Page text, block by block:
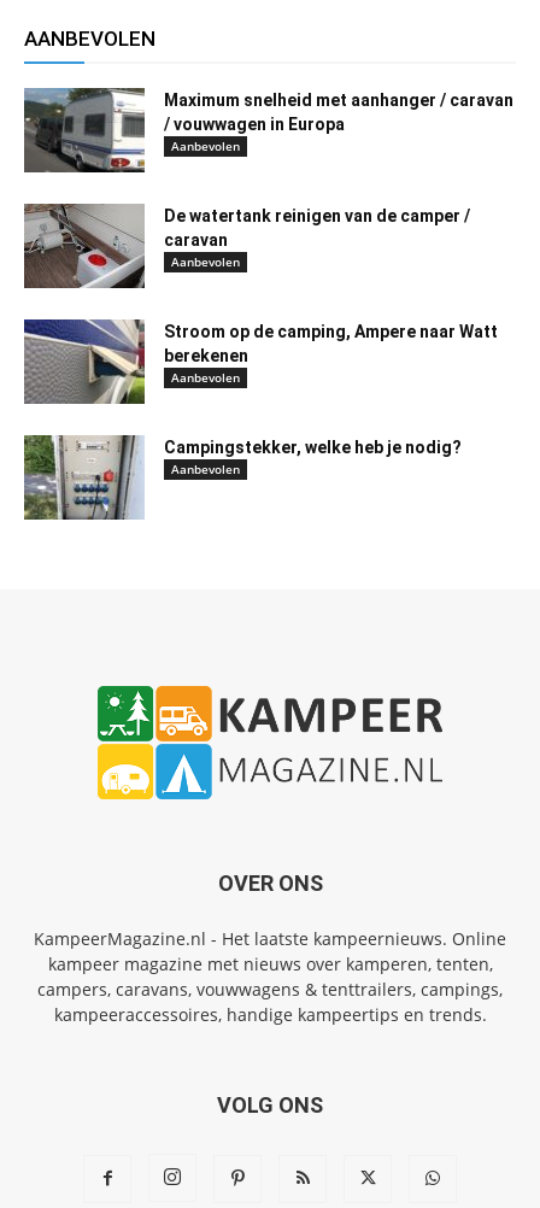
AANBEVOLEN
Maximum snelheid met aanhanger / caravan
/ vouwwagen in Europa
Aanbevolen
De watertank reinigen van de camper /
caravan
Aanbevolen
Stroom op de camping, Ampere naar Watt
berekenen
Aanbevolen
Campingstekker, welke heb je nodig?
Aanbevolen
OVER ONS
KampeerMagazine.nl - Het laatste kampeernieuws. Online
kampeer magazine met nieuws over kamperen, tenten,
campers, caravans, vouwwagens & tenttrailers, campings,
kampeeraccessoires, handige kampeertips en trends.
VOLG ONS